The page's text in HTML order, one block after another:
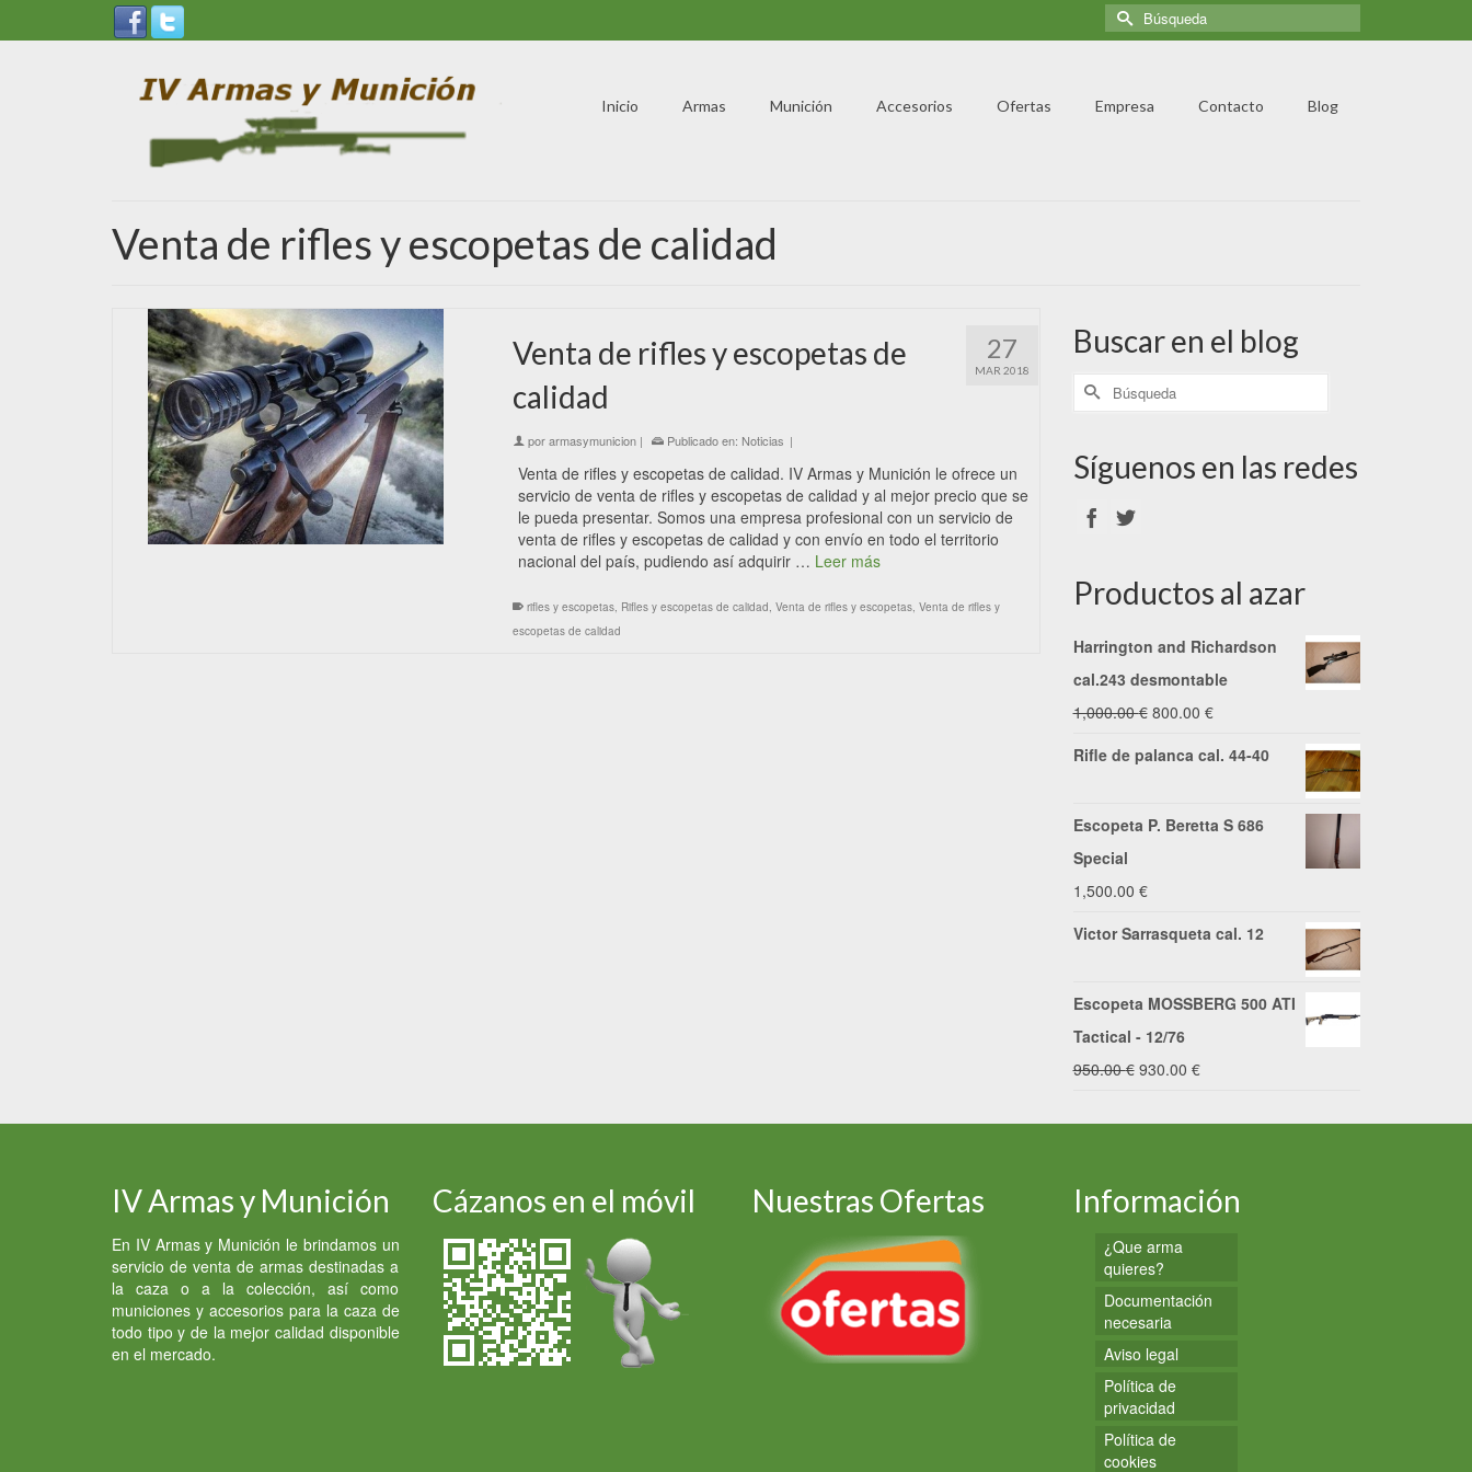
Inicio Armas Munición Accesorios Ofertas Empresa Contacto Blog
Venta de rifles y escopetas de calidad
27
MAR 2018
Venta de rifles y escopetas de
calidad
porarmasymunicion| Publicado en: Noticias |
Venta de rifles y escopetas de calidad. IV Armas y Munición le ofrece un
servicio de venta de rifles y escopetas de calidad y al mejor precio que se
le pueda presentar. Somos una empresa profesional con un servicio de
venta de rifles y escopetas de calidad y con envío en todo el territorio
nacional del país, pudiendo así adquirir … Leer más
rifles y escopetas, Rifles y escopetas de calidad, Venta de rifles y escopetas, Venta de rifles y
escopetas de calidad
Buscar en el blog
Síguenos en las redes
Productos al azar
Harrington and Richardson
cal.243 desmontable
1,000.00€ El
precio
800.00 €El
precio
Rifle de palanca cal. 44-40
Escopeta P. Beretta S 686
Special
1,500.00 €
Victor Sarrasqueta cal. 12
Escopeta MOSSBERG 500 ATI
Tactical - 12/76
950.00€ El
950.00 €.
930.00 €El
930.00 €.
IV Armas y Munición
En IV Armas y Munición le brindamos un
servicio de venta de armas destinadas a
la caza o a la colección, así como
municiones y accesorios para la caza de
todo tipo y de la mejor calidad disponible
en el mercado.
Cázanos en el móvil Nuestras Ofertas Información
¿Que arma
quieres?
Documentación
necesaria
Aviso legal
Política de
privacidad
Política de
cookies